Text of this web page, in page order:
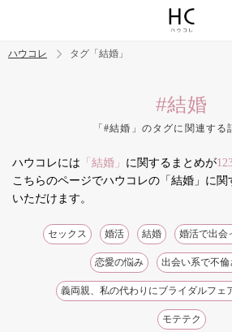
結婚 セックス カップル 男の本音
ハウコレ タグ「結婚」
#結婚
「#結婚」のタグに関連する
ハウコレには 「結婚」 に関するまとめが
こちらのページでハウコレの「結婚」に
いただけます。
セックス 婚活 結婚 婚活で出会
恋愛の悩み 出会い系で不倫
義両親、私の代わりにブライダルフェ
モテテク